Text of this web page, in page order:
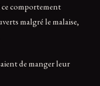
comportement
malgré le malaise,
de manger leur